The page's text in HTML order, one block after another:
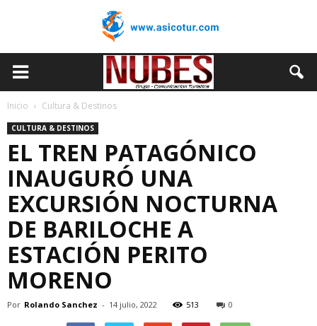
Inicio Cultura & Destinos
CULTURA & DESTINOS
EL TREN PATAGÓNICO
INAUGURÓ UNA
EXCURSIÓN NOCTURNA
DE BARILOCHE A
ESTACIÓN PERITO
MORENO
Por Rolando Sanchez - 14 julio, 2022 513 0